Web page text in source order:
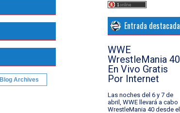
Blog Archives
Entrada destacada
WWE
WrestleMania 40
En Vivo Gratis
Por Internet
Las noches del 6 y 7 de
abril, WWE llevará a cabo
WrestleMania 40 desde el